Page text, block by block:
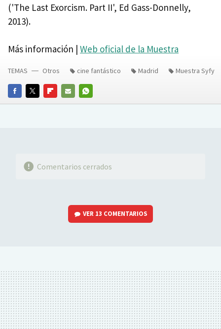
('The Last Exorcism. Part II', Ed Gass-Donnelly,
2013).
Más información | Web oficial de la Muestra
FACEBOOKTWITTERFLIPBOARD
E-
WHATSAPP
TEMAS Otros cine fantástico Madrid Muestra Syfy
Comentarios cerrados
VER 13 COMENTARIOS